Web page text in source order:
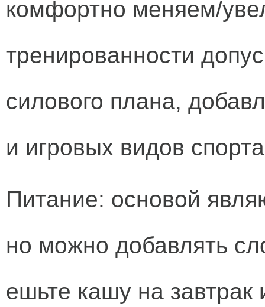
комфортно меняем/
тренированности
силового плана,
и игровых видов
Питание: основой
но можно добавлять
ешьте кашу на завтрак